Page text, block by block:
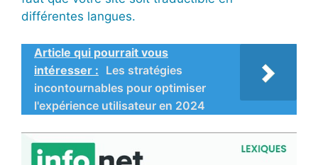
différentes langues.
Article qui pourrait vous
intéresser : Les stratégies
incontournables pour optimiser
l'expérience utilisateur en 2024